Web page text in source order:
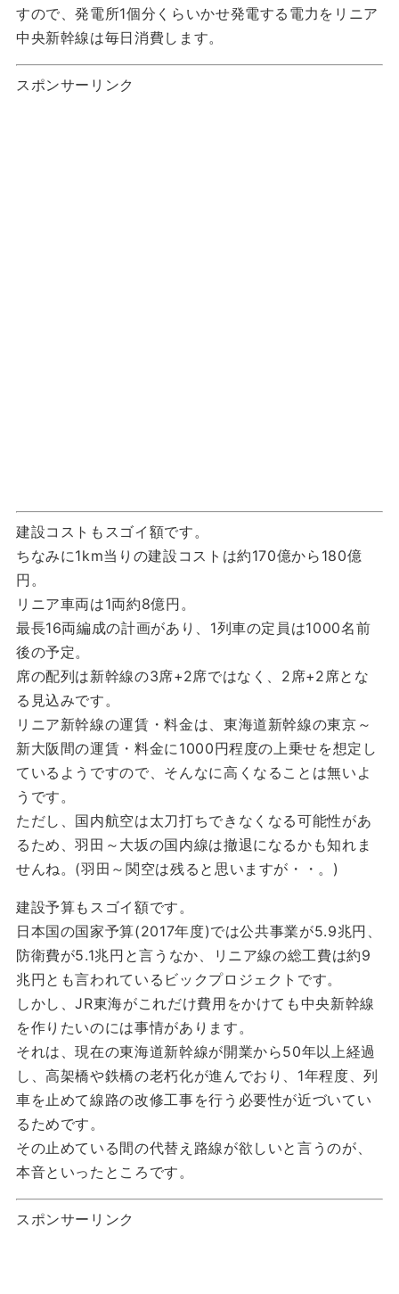
すので、発電所1個分くらいかせ発電する電力をリニア
中央新幹線は毎日消費します。
スポンサーリンク
建設コストもスゴイ額です。
ちなみに1km当りの建設コストは約170億から180億
円。
リニア車両は1両約8億円。
最長16両編成の計画があり、1列車の定員は1000名前
後の予定。
席の配列は新幹線の3席+2席ではなく、2席+2席とな
る見込みです。
リニア新幹線の運賃・料金は、東海道新幹線の東京～
新大阪間の運賃・料金に1000円程度の上乗せを想定し
ているようですので、そんなに高くなることは無いよ
うです。
ただし、国内航空は太刀打ちできなくなる可能性があ
るため、羽田～大坂の国内線は撤退になるかも知れま
せんね。(羽田～関空は残ると思いますが・・。)
建設予算もスゴイ額です。
日本国の国家予算(2017年度)では公共事業が5.9兆円、
防衛費が5.1兆円と言うなか、リニア線の総工費は約9
兆円とも言われているビックプロジェクトです。
しかし、JR東海がこれだけ費用をかけても中央新幹線
を作りたいのには事情があります。
それは、現在の東海道新幹線が開業から50年以上経過
し、高架橋や鉄橋の老朽化が進んでおり、1年程度、列
車を止めて線路の改修工事を行う必要性が近づいてい
るためです。
その止めている間の代替え路線が欲しいと言うのが、
本音といったところです。
スポンサーリンク